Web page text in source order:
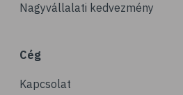
# porckopás
# csonttörés
# mozgásszervi problémák
Nagyvállalati kedvezmény
Cég
Kapcsolat